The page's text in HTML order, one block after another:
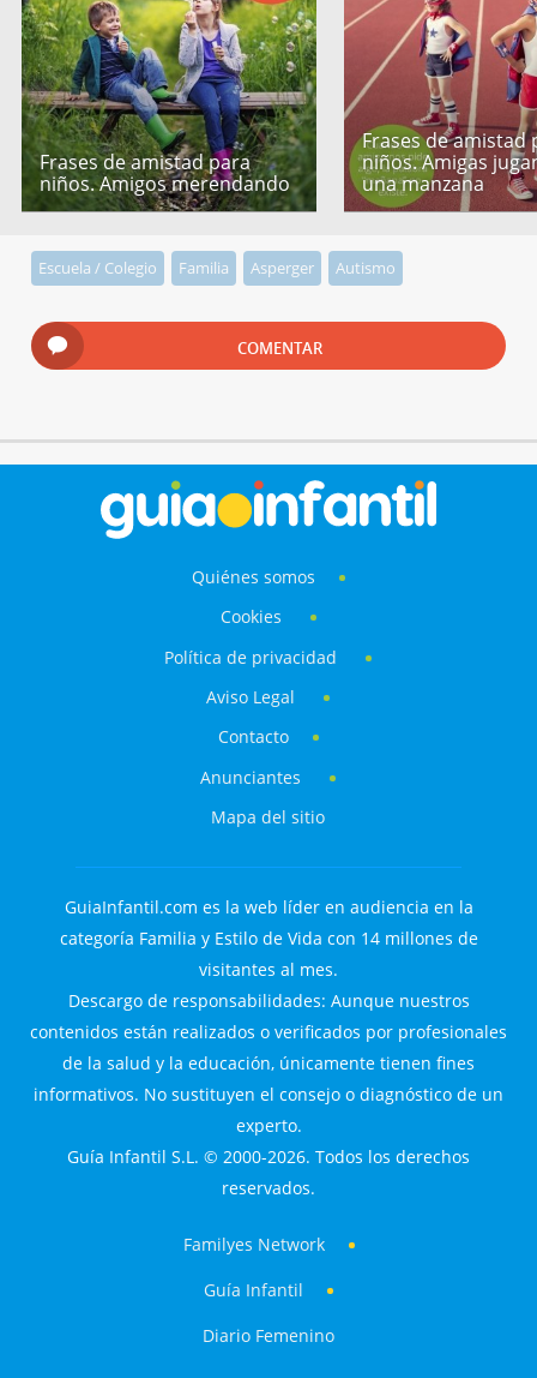
Frases de amistad para
niños. Amigos merendando
Frases de amistad
niños. Amigas
una manzana
Escuela / Colegio Familia Asperger Autismo
COMENTAR
Quiénes somos
Cookies
Política de privacidad
Aviso Legal
Contacto
Anunciantes
Mapa del sitio
GuiaInfantil.com es la web líder en audiencia en la
categoría Familia y Estilo de Vida con 14 millones de
visitantes al mes.
Descargo de responsabilidades: Aunque nuestros
contenidos están realizados o verificados por profesionales
de la salud y la educación, únicamente tienen fines
informativos. No sustituyen el consejo o diagnóstico de un
experto.
Guía Infantil S.L. © 2000-2026. Todos los derechos
reservados.
Familyes Network
Guía Infantil
Diario Femenino